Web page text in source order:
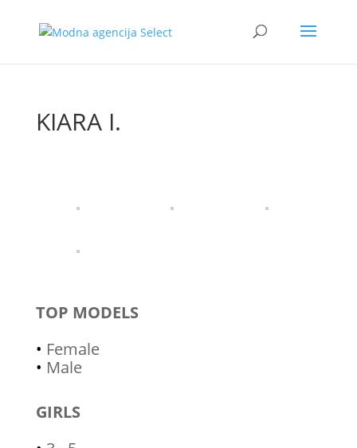
KIARA I.
TOP MODELS
• Female
• Male
GIRLS